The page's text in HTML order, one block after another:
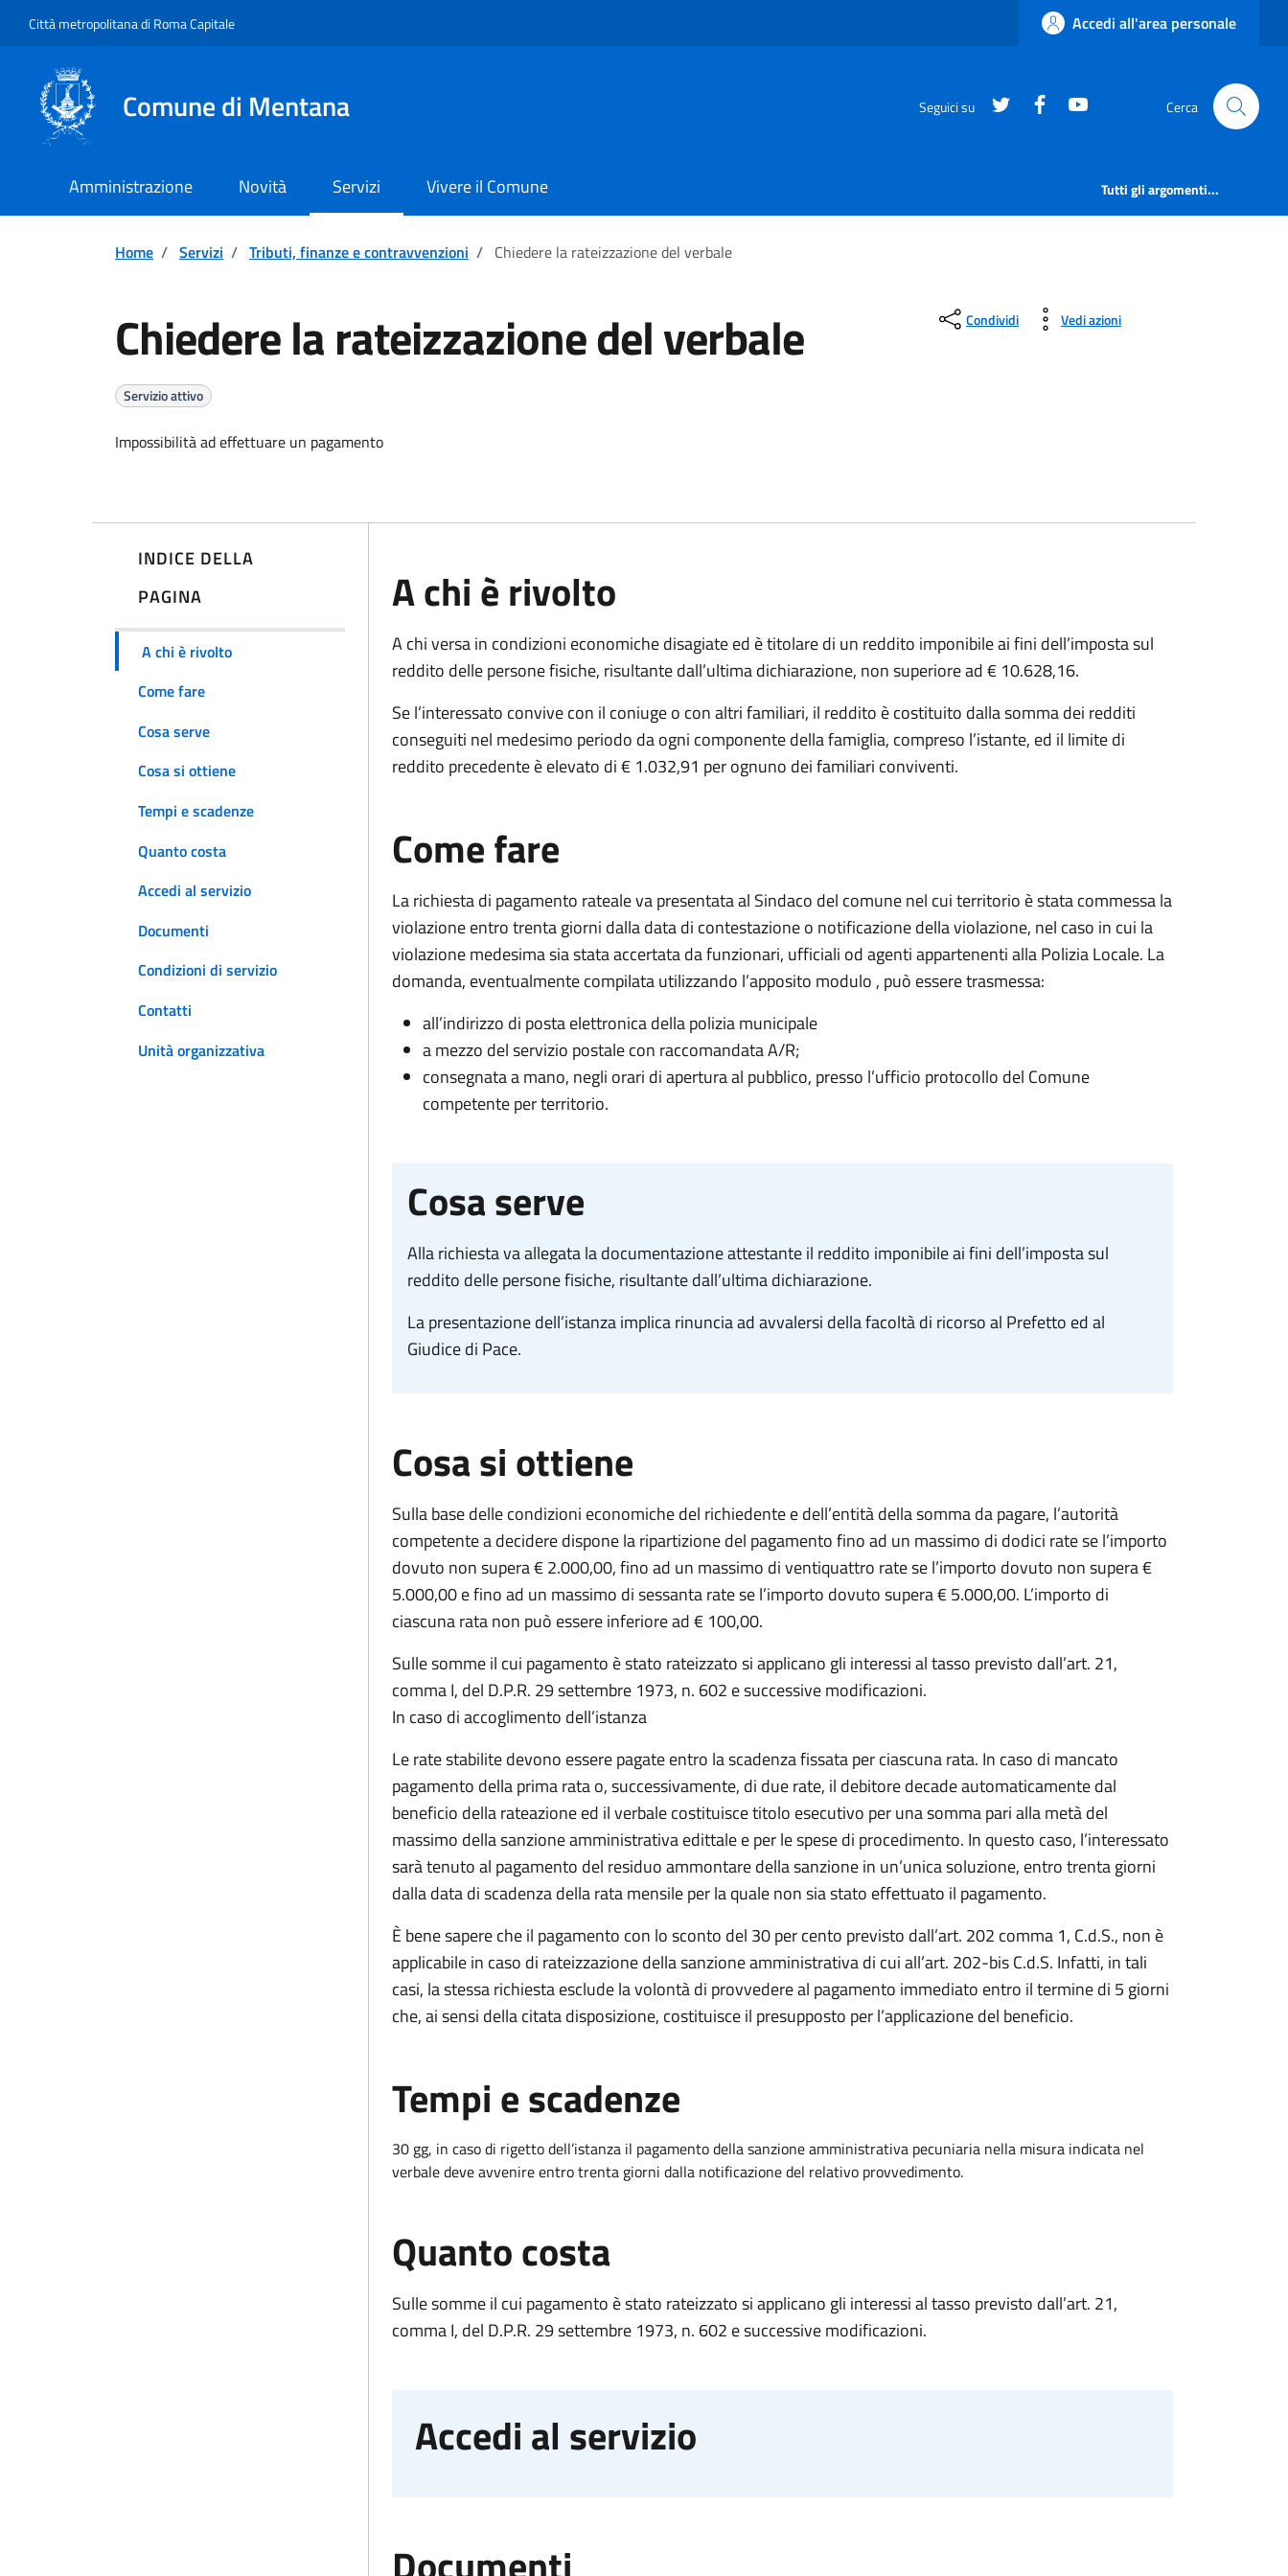
Città metropolitana di Roma Capitale Accedi all'area personale
Comune di Mentana Seguici su https://twitter.com/comunementana
https://www.facebook.com/
http://www.youtube.com/
Cerca
Amministrazione Novità Servizi Vivere il Comune Tutti gli argomenti...
Home / Servizi / Tributi, finanze e contravvenzioni / Chiedere la rateizzazione del verbale
Chiedere la rateizzazione del verbale
Servizio attivo
Impossibilità ad effettuare un pagamento
Condividi Vedi azioni
INDICE DELLA
PAGINA
A chi è rivolto
Come fare
Cosa serve
Cosa si ottiene
Tempi e scadenze
Quanto costa
Accedi al servizio
Documenti
Condizioni di servizio
Contatti
Unità organizzativa
A chi è rivolto
A chi versa in condizioni economiche disagiate ed è titolare di un reddito imponibile ai fini dell’imposta sul
reddito delle persone fisiche, risultante dall’ultima dichiarazione, non superiore ad € 10.628,16.
Se l’interessato convive con il coniuge o con altri familiari, il reddito è costituito dalla somma dei redditi
conseguiti nel medesimo periodo da ogni componente della famiglia, compreso l’istante, ed il limite di
reddito precedente è elevato di € 1.032,91 per ognuno dei familiari conviventi.
Come fare
La richiesta di pagamento rateale va presentata al Sindaco del comune nel cui territorio è stata commessa la
violazione entro trenta giorni dalla data di contestazione o notificazione della violazione, nel caso in cui la
violazione medesima sia stata accertata da funzionari, ufficiali od agenti appartenenti alla Polizia Locale. La
domanda, eventualmente compilata utilizzando l’apposito modulo , può essere trasmessa:
all’indirizzo di posta elettronica della polizia municipale
a mezzo del servizio postale con raccomandata A/R;
consegnata a mano, negli orari di apertura al pubblico, presso l’ufficio protocollo del Comune
competente per territorio.
Cosa serve
Alla richiesta va allegata la documentazione attestante il reddito imponibile ai fini dell’imposta sul
reddito delle persone fisiche, risultante dall’ultima dichiarazione.
La presentazione dell’istanza implica rinuncia ad avvalersi della facoltà di ricorso al Prefetto ed al
Giudice di Pace.
Cosa si ottiene
Sulla base delle condizioni economiche del richiedente e dell’entità della somma da pagare, l’autorità
competente a decidere dispone la ripartizione del pagamento fino ad un massimo di dodici rate se l’importo
dovuto non supera € 2.000,00, fino ad un massimo di ventiquattro rate se l’importo dovuto non supera €
5.000,00 e fino ad un massimo di sessanta rate se l’importo dovuto supera € 5.000,00. L’importo di
ciascuna rata non può essere inferiore ad € 100,00.
Sulle somme il cui pagamento è stato rateizzato si applicano gli interessi al tasso previsto dall’art. 21,
comma I, del D.P.R. 29 settembre 1973, n. 602 e successive modificazioni.
In caso di accoglimento dell’istanza
Le rate stabilite devono essere pagate entro la scadenza fissata per ciascuna rata. In caso di mancato
pagamento della prima rata o, successivamente, di due rate, il debitore decade automaticamente dal
beneficio della rateazione ed il verbale costituisce titolo esecutivo per una somma pari alla metà del
massimo della sanzione amministrativa edittale e per le spese di procedimento. In questo caso, l’interessato
sarà tenuto al pagamento del residuo ammontare della sanzione in un’unica soluzione, entro trenta giorni
dalla data di scadenza della rata mensile per la quale non sia stato effettuato il pagamento.
È bene sapere che il pagamento con lo sconto del 30 per cento previsto dall’art. 202 comma 1, C.d.S., non è
applicabile in caso di rateizzazione della sanzione amministrativa di cui all’art. 202-bis C.d.S. Infatti, in tali
casi, la stessa richiesta esclude la volontà di provvedere al pagamento immediato entro il termine di 5 giorni
che, ai sensi della citata disposizione, costituisce il presupposto per l’applicazione del beneficio.
Tempi e scadenze
30 gg, in caso di rigetto dell’istanza il pagamento della sanzione amministrativa pecuniaria nella misura indicata nel
verbale deve avvenire entro trenta giorni dalla notificazione del relativo provvedimento.
Quanto costa
Sulle somme il cui pagamento è stato rateizzato si applicano gli interessi al tasso previsto dall’art. 21,
comma I, del D.P.R. 29 settembre 1973, n. 602 e successive modificazioni.
Accedi al servizio